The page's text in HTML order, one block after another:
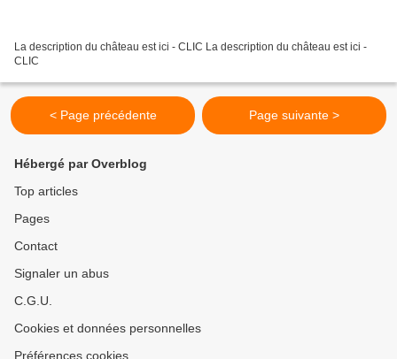
La description du château est ici - CLIC La description du château est ici -
CLIC
< Page précédente Page suivante >
Hébergé par Overblog
Top articles
Pages
Contact
Signaler un abus
C.G.U.
Cookies et données personnelles
Préférences cookies